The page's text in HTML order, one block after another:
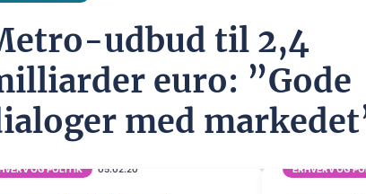
udbud til 2,4
euro: ”Gode
med
OG POLITIK 05.02.20 ERHVERV OG